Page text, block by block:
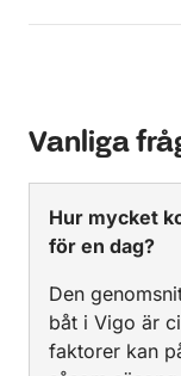
Vanliga
Hur mycket
för en dag?
Den
båt i Vigo är
faktorer kan